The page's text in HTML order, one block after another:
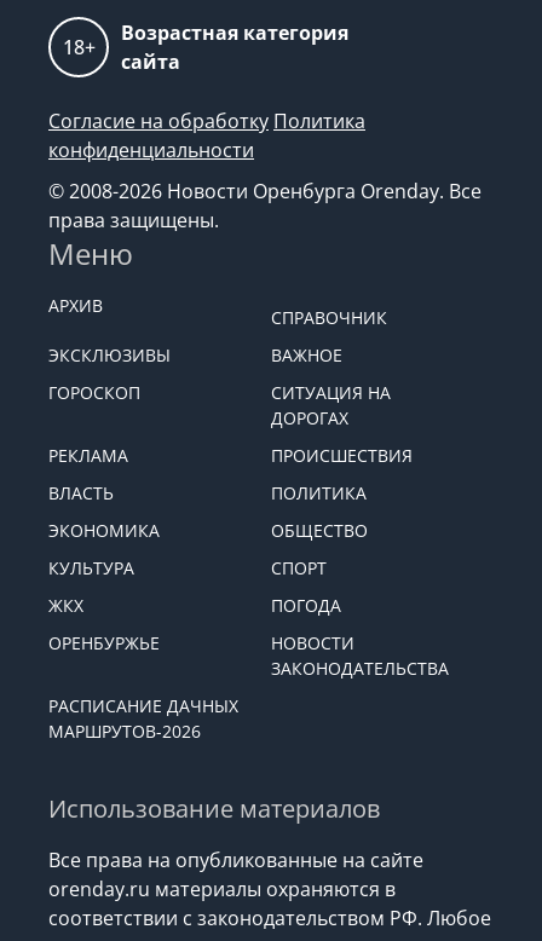
18+
Возрастная категория
сайта
Согласие на обработку Политика
конфиденциальности
© 2008-2026 Новости Оренбурга Orenday. Все
права защищены.
Меню
АРХИВ
СПРАВОЧНИК
ЭКСКЛЮЗИВЫ
ВАЖНОЕ
ГОРОСКОП
СИТУАЦИЯ НА
ДОРОГАХ
РЕКЛАМА
ПРОИСШЕСТВИЯ
ВЛАСТЬ
ПОЛИТИКА
ЭКОНОМИКА
ОБЩЕСТВО
КУЛЬТУРА
СПОРТ
ЖКХ
ПОГОДА
ОРЕНБУРЖЬЕ
НОВОСТИ
ЗАКОНОДАТЕЛЬСТВА
РАСПИСАНИЕ ДАЧНЫХ
МАРШРУТОВ-2026
Использование материалов
Все права на опубликованные на сайте
orenday.ru материалы охраняются в
соответствии с законодательством РФ. Любое